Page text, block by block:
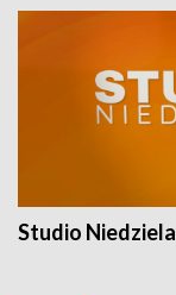
Studio Niedziela